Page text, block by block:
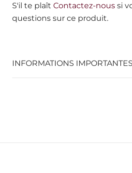
S'il te plaît Contactez-nous si
questions sur ce produit.
INFORMATIONS IMPORTANTES